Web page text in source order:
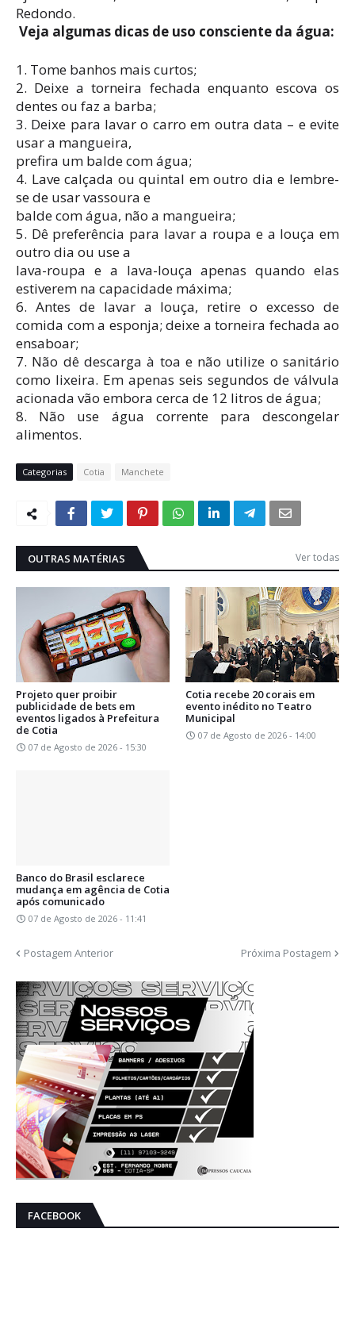
Redondo.
Veja algumas dicas de uso consciente da água:
1. Tome banhos mais curtos;
2. Deixe a torneira fechada enquanto escova os
dentes ou faz a barba;
3. Deixe para lavar o carro em outra data – e evite
usar a mangueira,
prefira um balde com água;
4. Lave calçada ou quintal em outro dia e lembre-
se de usar vassoura e
balde com água, não a mangueira;
5. Dê preferência para lavar a roupa e a louça em
outro dia ou use a
lava-roupa e a lava-louça apenas quando elas
estiverem na capacidade máxima;
6. Antes de lavar a louça, retire o excesso de
comida com a esponja; deixe a torneira fechada ao
ensaboar;
7. Não dê descarga à toa e não utilize o sanitário
como lixeira. Em apenas seis segundos de válvula
acionada vão embora cerca de 12 litros de água;
8. Não use água corrente para descongelar
alimentos.
Categorias Cotia Manchete
OUTRAS MATÉRIAS Ver todas
Projeto quer proibir
publicidade de bets em
eventos ligados à Prefeitura
de Cotia
07 de Agosto de 2026 - 15:30
Cotia recebe 20 corais em
evento inédito no Teatro
Municipal
07 de Agosto de 2026 - 14:00
Banco do Brasil esclarece
mudança em agência de Cotia
após comunicado
07 de Agosto de 2026 - 11:41
Postagem Anterior Próxima Postagem
FACEBOOK